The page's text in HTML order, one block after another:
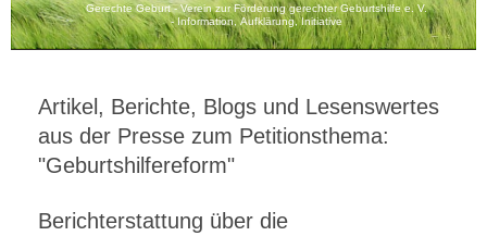
Gerechte Geburt - Verein zur Förderung gerechter Geburtshilfe e. V.
- Information, Aufklärung, Initiative
Artikel, Berichte, Blogs und Lesenswertes
aus der Presse zum Petitionsthema:
"Geburtshilfereform"
Berichterstattung über die